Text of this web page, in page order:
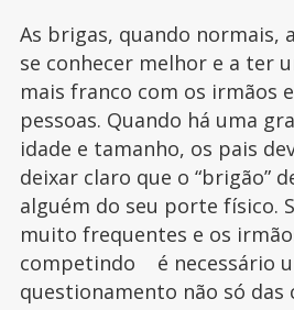
As brigas, quando normais,
se conhecer melhor e a ter
mais franco com os irmãos
pessoas. Quando há uma
idade e tamanho, os pais
deixar claro que o “brigão”
alguém do seu porte físico.
muito frequentes e os
competindo é necessário
questionamento não só das